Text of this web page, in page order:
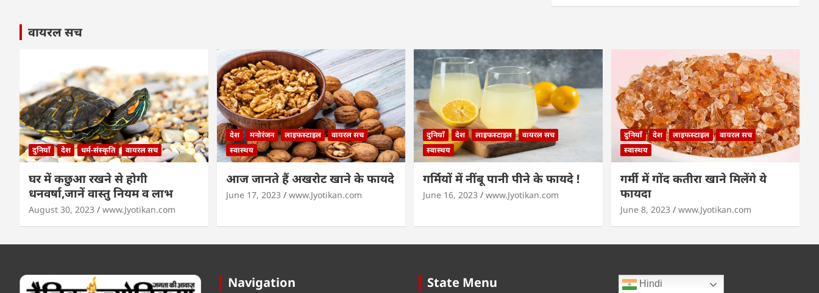
वायरल सच
दुनियाँ देश धर्म-संस्कृति वायरल सच
घर में कछुआ रखने से होगी
धनवर्षा,जानें वास्तु नियम व लाभ
August 30, 2023 www.Jyotikan.com
देश मनोरंजन लाइफस्टाइल
वायरल सच
स्वास्थय
आज जानते हैं अखरोट खाने के फायदे
June 17, 2023 www.Jyotikan.com
दुनियाँ देश लाइफस्टाइल
वायरल सच
स्वास्थय
गर्मियों में नींबू पानी पीने के फायदे !
June 16, 2023 www.Jyotikan.com
दुनियाँ देश लाइफस्टाइल
वायरल सच
स्वास्थय
गर्मी में गोंद कतीरा खाने मिलेंगे ये
फायदा
June 8, 2023 www.Jyotikan.com
Navigation State Menu Hindi